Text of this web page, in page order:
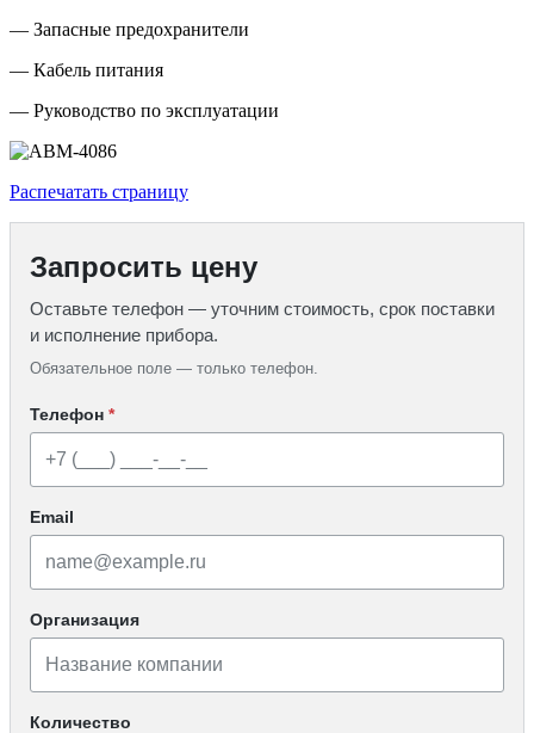
— Запасные предохранители
— Кабель питания
— Руководство по эксплуатации
Распечатать страницу
Запросить цену
Оставьте телефон — уточним стоимость, срок поставки
и исполнение прибора.
Обязательное поле — только телефон.
Телефон *
Email
Организация
Количество